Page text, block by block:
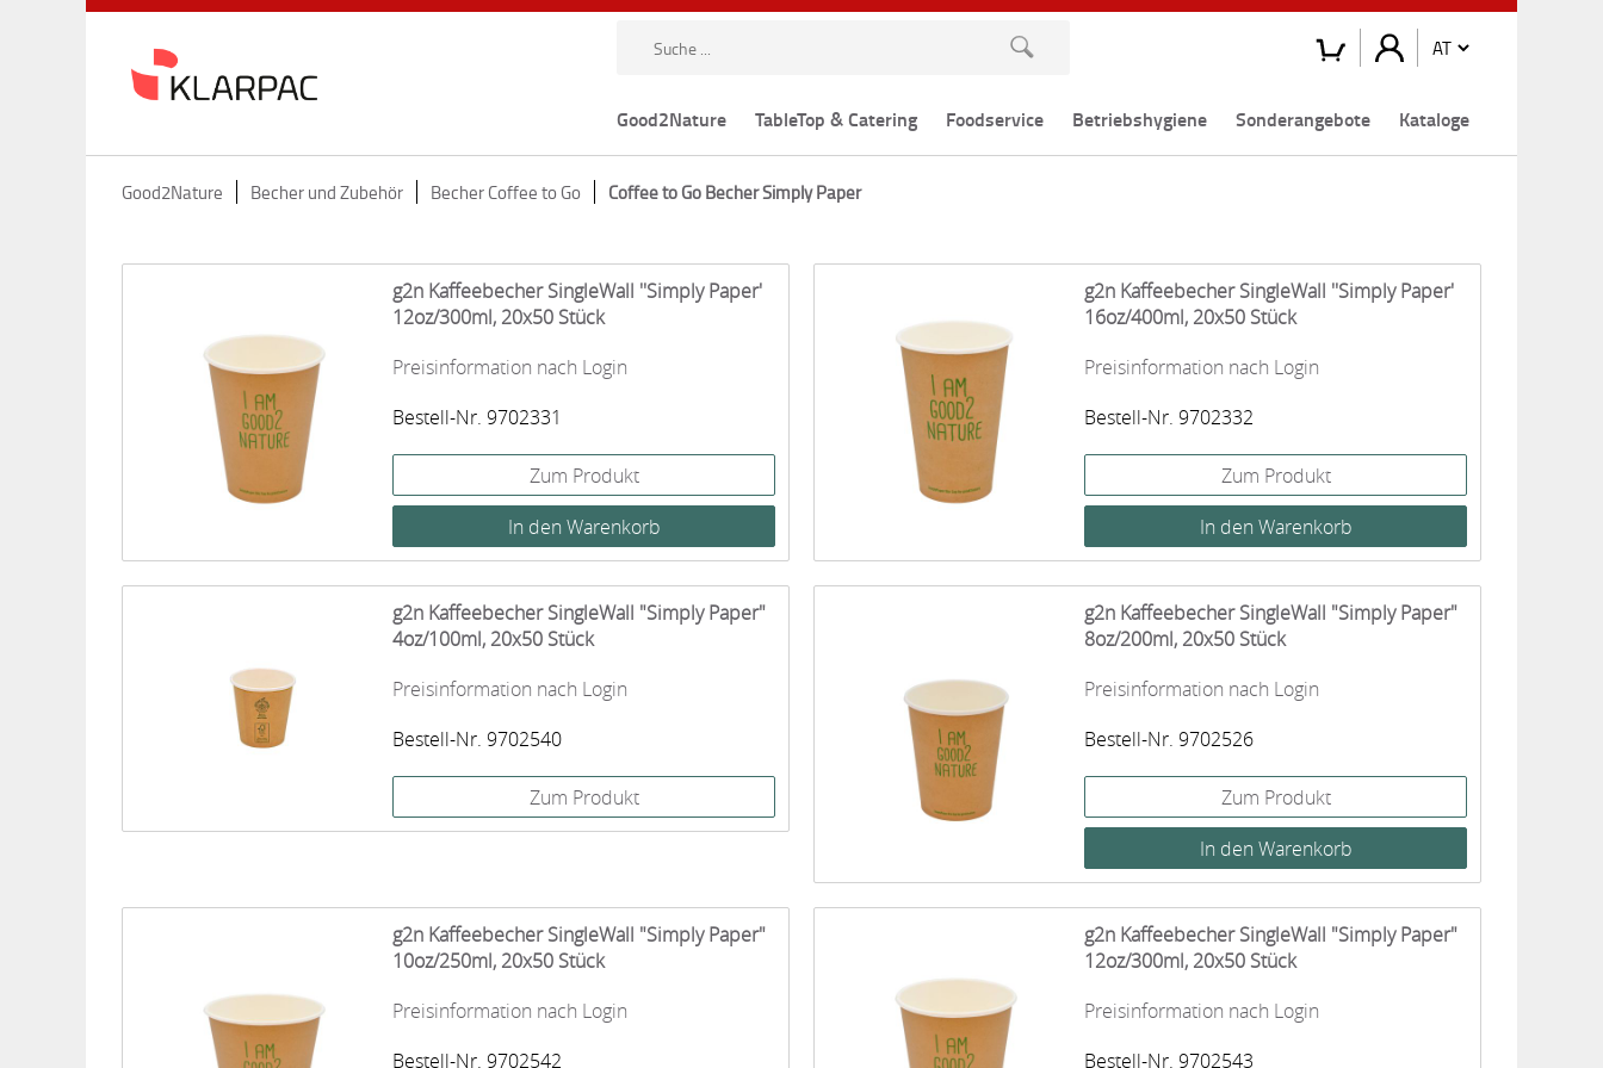
Good2Nature TableTop & Catering Foodservice Betriebshygiene Sonderangebote Kataloge
Good2Nature Becher und Zubehör Becher Coffee to Go Coffee to Go Becher Simply Paper
g2n Kaffeebecher SingleWall ''Simply Paper'
12oz/300ml, 20x50 Stück
Preisinformation nach Login
Bestell-Nr. 9702331
Zum Produkt
g2n Kaffeebecher SingleWall ''Simply Paper'
16oz/400ml, 20x50 Stück
Preisinformation nach Login
Bestell-Nr. 9702332
Zum Produkt
g2n Kaffeebecher SingleWall "Simply Paper"
4oz/100ml, 20x50 Stück
Preisinformation nach Login
Bestell-Nr. 9702540
Zum Produkt
g2n Kaffeebecher SingleWall "Simply Paper"
8oz/200ml, 20x50 Stück
Preisinformation nach Login
Bestell-Nr. 9702526
Zum Produkt
g2n Kaffeebecher SingleWall "Simply Paper"
10oz/250ml, 20x50 Stück
Preisinformation nach Login
Bestell-Nr. 9702542
g2n Kaffeebecher SingleWall "Simply Paper"
12oz/300ml, 20x50 Stück
Preisinformation nach Login
Bestell-Nr. 9702543